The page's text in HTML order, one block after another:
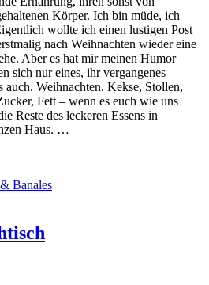
Körper. Ich bin müde, ich
wollte ich einen lustigen Post
nach Weihnachten wieder eine
Aber es hat mir meinen Humor
sich nur eines, ihr vergangenes
auch. Weihnachten. Kekse, Stollen,
Fett – wenn es euch wie uns
Reste des leckeren Essens in
Haus. …
Banales